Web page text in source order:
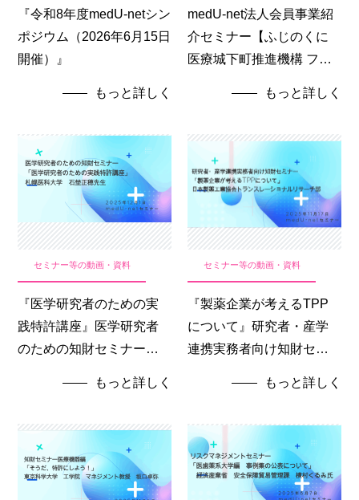
『令和8年度medU-netシン
ポジウム（2026年6月15日
開催）』
もっと詳しく
medU-net法人会員事業紹
介セミナー【ふじのくに
医療城下町推進機構 ファ
（2026年1月15日開催）
もっと詳しく
セミナー等の動画・資料
『医学研究者のための実
践特許講座』医学研究者
のための知財セミナー
もっと詳しく
セミナー等の動画・資料
『製薬企業が考えるTPP
について』研究者・産学
連携実務者向け知財セミ
もっと詳しく